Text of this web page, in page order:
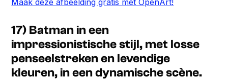
17) Batman in een
impressionistische stijl, met losse
penseelstreken en levendige
kleuren, in een dynamische scène.